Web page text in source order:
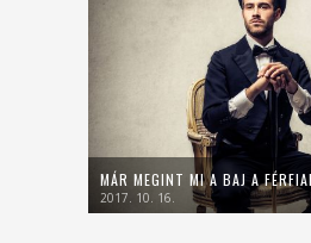
MÁR MEGINT MI A BAJ A
2017. 10. 16.